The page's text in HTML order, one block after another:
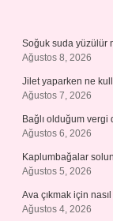
Soğuk suda yüzülür
Ağustos 8, 2026
Jilet yaparken ne
Ağustos 7, 2026
Bağlı olduğum
Ağustos 6, 2026
Kaplumbağalar
Ağustos 5, 2026
Ava çıkmak için nasıl
Ağustos 4, 2026